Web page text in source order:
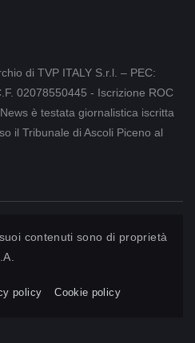
di TVP ITALY S.r.l. – PEC:
02078550445 - Iscrizione ROC
è testata giornalistica iscritta
il Tribunale di Ascoli Piceno al
contenuti sono di proprietà
policy Cookie policy